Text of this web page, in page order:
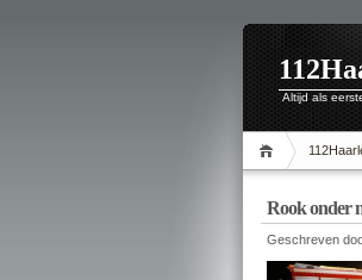
Altijd als
Rook onder
Geschreven